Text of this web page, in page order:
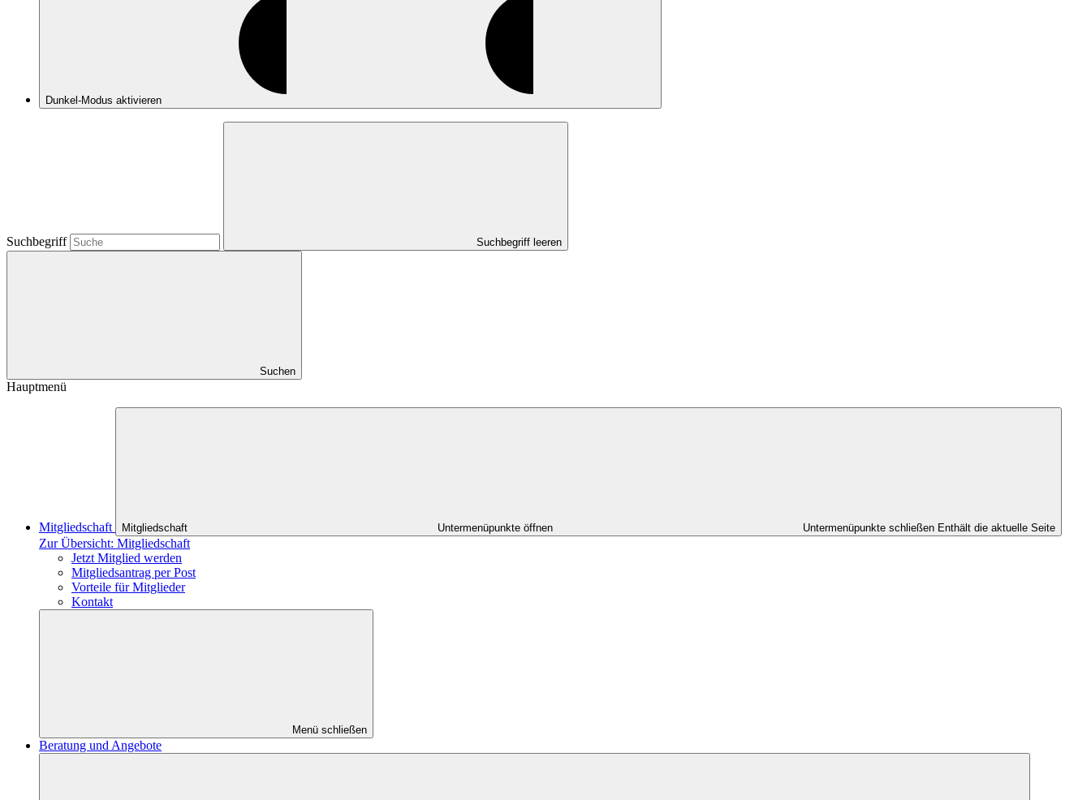
Dunkel-Modus aktivieren
Suchbegriff Suchbegriff leeren
Suchen
Hauptmenü
Mitgliedschaft Mitgliedschaft Untermenüpunkte öffnen Untermenüpunkte schließen Enthält die aktuelle Seite
Zur Übersicht: Mitgliedschaft
Jetzt Mitglied werden
Mitgliedsantrag per Post
Vorteile für Mitglieder
Kontakt
Menü schließen
Beratung und Angebote